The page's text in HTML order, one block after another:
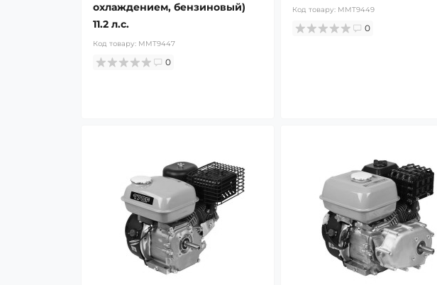
охлаждением, бензиновый)
11.2 л.с.
Код товару: MMT9447
0
Код товару: MMT9449
0